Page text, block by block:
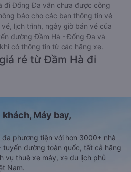
đi Đống Đa vẫn chưa được công
báo cho các bạn thông tin vé
lịch trình, ngày giờ bán vé của
đường Đầm Hà - Đống Đa và
có thông tin từ các hãng xe.
rẻ từ Đầm Hà đi
Máy bay,
phương tiện với hơn 3000+ nhà
đường toàn quốc, tất cả hãng
vụ thuê xe máy, xe du lịch phủ
Nam.